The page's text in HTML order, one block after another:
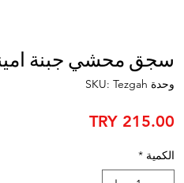
سجق محشي جبنة
وحدة SKU: Tezgah
السعر
الكمية *